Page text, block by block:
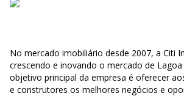
No mercado imobiliário desde 2007, a Citi
crescendo e inovando o mercado de Lagoa
objetivo principal da empresa é oferecer
e construtores os melhores negócios e